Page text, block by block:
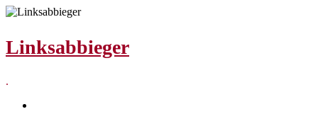
Zum
Linksabbieger
.